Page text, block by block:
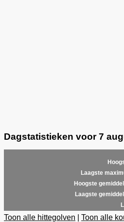
Dagstatistieken voor 7
Laagste
Hoogste
Laagste
Toon alle hittegolven
Toon alle